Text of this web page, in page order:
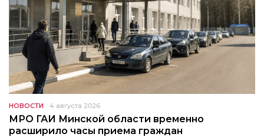
НОВОСТИ 4 августа 2026
МРО ГАИ Минской области временно
расширило часы приема граждан